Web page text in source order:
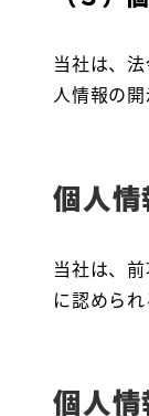
当社は、
人情報の
個人
当社は、
に認めら
個人